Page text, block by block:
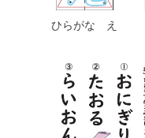
ひらがな え